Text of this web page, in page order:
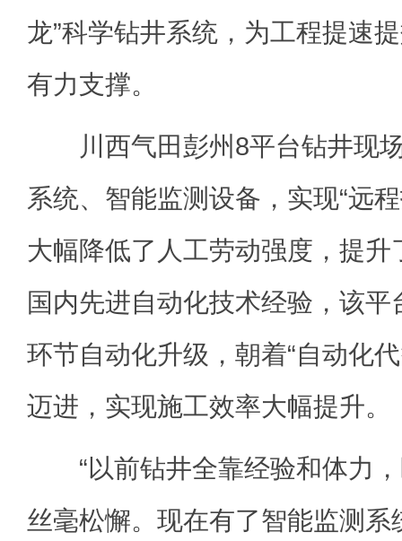
龙”科学钻井系统，为工程提速
有力支撑。
川西气田彭州8平台钻井现场
系统、智能监测设备，实现“远
大幅降低了人工劳动强度，提
国内先进自动化技术经验，该
环节自动化升级，朝着“自动化
迈进，实现施工效率大幅提升。
“以前钻井全靠经验和体力，
丝毫松懈。现在有了智能监测